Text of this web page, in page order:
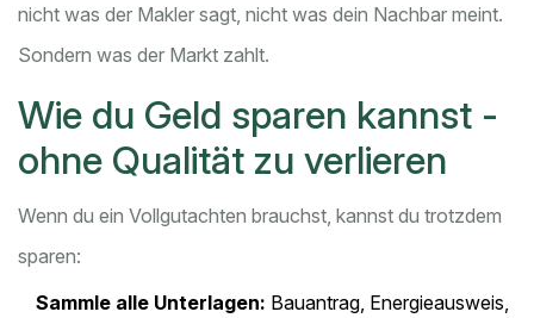
nicht was der Makler sagt, nicht was dein Nachbar meint.
Sondern was der Markt zahlt.
Wie du Geld sparen kannst -
ohne Qualität zu verlieren
Wenn du ein Vollgutachten brauchst, kannst du trotzdem
sparen:
Sammle alle Unterlagen: Bauantrag, Energieausweis,